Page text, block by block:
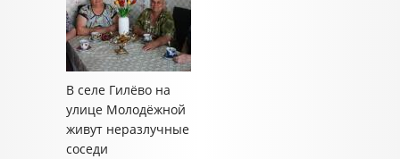
В селе Гилёво на
улице Молодёжной
живут неразлучные
соседи